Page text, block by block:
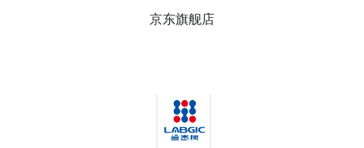
京东旗舰店